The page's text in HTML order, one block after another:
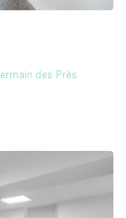
des Près